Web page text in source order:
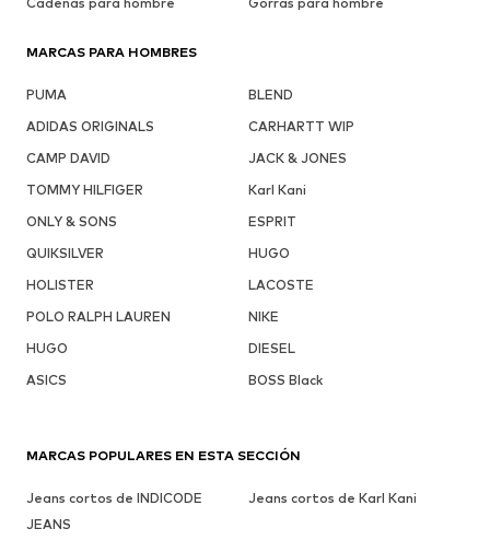
MARCAS PARA HOMBRES
PUMA
BLEND
ADIDAS ORIGINALS
CARHARTT WIP
CAMP DAVID
JACK & JONES
TOMMY HILFIGER
Karl Kani
ONLY & SONS
ESPRIT
QUIKSILVER
HUGO
HOLISTER
LACOSTE
POLO RALPH LAUREN
NIKE
HUGO
DIESEL
ASICS
BOSS Black
MARCAS POPULARES EN ESTA SECCIÓN
Jeans cortos de INDICODE
JEANS
Jeans cortos de Karl Kani